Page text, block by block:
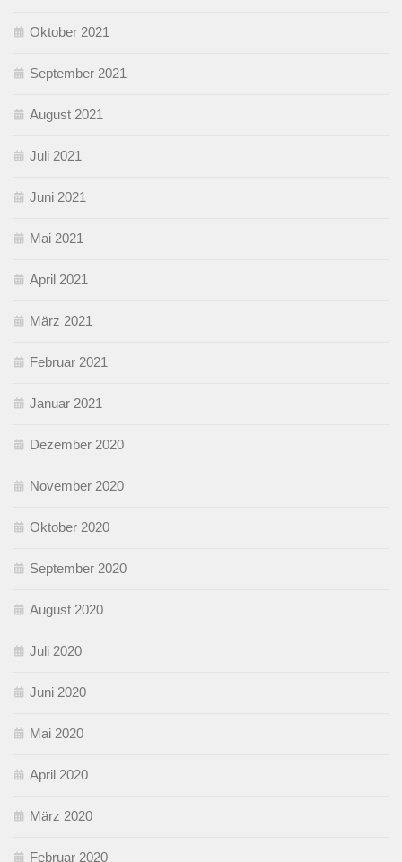
Oktober 2021
September 2021
August 2021
Juli 2021
Juni 2021
Mai 2021
April 2021
März 2021
Februar 2021
Januar 2021
Dezember 2020
November 2020
Oktober 2020
September 2020
August 2020
Juli 2020
Juni 2020
Mai 2020
April 2020
März 2020
Februar 2020